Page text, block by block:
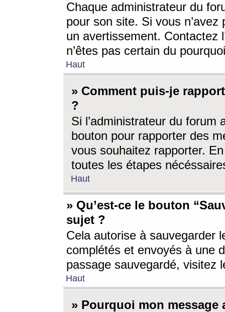
Chaque administrateur du
pour son site. Si vous
un avertissement. Contactez
n’êtes pas certain du
Haut
» Comment puis-je
?
Si l’administrateur du forum
bouton pour rapporter des
vous souhaitez rapporter.
toutes les étapes
Haut
» Qu’est-ce le bouton
sujet ?
Cela autorise à sauvegarder
complétés et envoyés à une
passage sauvegardé, visitez
Haut
» Pourquoi mon message